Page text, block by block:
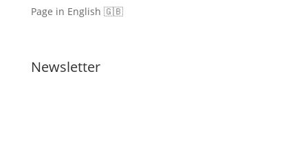
Page in English 🇬🇧
Newsletter